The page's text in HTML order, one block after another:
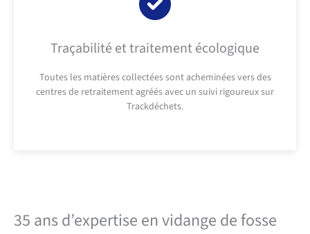
Traçabilité et traitement écologique
Toutes les matières collectées sont acheminées vers des
centres de retraitement agréés avec un suivi rigoureux sur
Trackdéchets.
35 ans d’expertise en vidange de fosse